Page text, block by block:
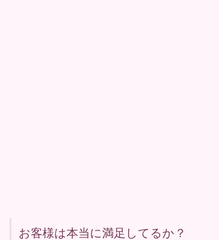
お客様は本当に満足してるか？